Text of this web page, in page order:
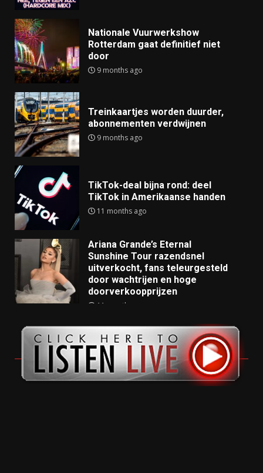
Nationale Vuurwerkshow
Rotterdam gaat definitief niet
door
9 months ago
Treinkaartjes worden duurder,
abonnementen verdwijnen
9 months ago
TikTok-deal bijna rond: deel
TikTok in Amerikaanse handen
11 months ago
Ariana Grande’s Eternal
Sunshine Tour razendsnel
uitverkocht, fans teleurgesteld
door wachtrijen en hoge
doorverkoopprijzen
11 months ago